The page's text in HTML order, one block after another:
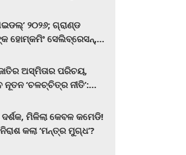
୨୦୨୬; ଗ୍ରାଣ୍ଡ
ହୋମ୍‍କମିଂ ସେଲିବ୍ରେସନ୍‍,
ଅସ୍ମିତାର ପରିଚୟ,
‘ଚଳଚ୍ଚିତ୍ର ନୀତି’:
ମିଳିଲା କେବଳ କମେଡି!
କଲା ‘ମନ୍ତ୍ର ମୁଗ୍ଧ’?